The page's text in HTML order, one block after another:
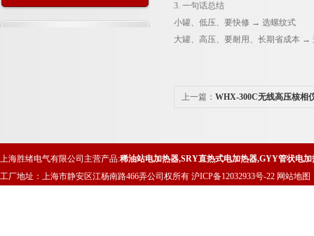
3. 一句话总结
小罐、低压、要快修 → 选螺纹式
大罐、高压、要耐用、长期省成本 →
上一篇： WHX-300C无线高压核相
上海胜绪电气有限公司主营产品:稀油站电加热器,SRY直热式电加热器,GYY管状电加
工厂地址：上海市静安区江杨南路466弄公司权所有 沪ICP备12032933号-22 网站地图